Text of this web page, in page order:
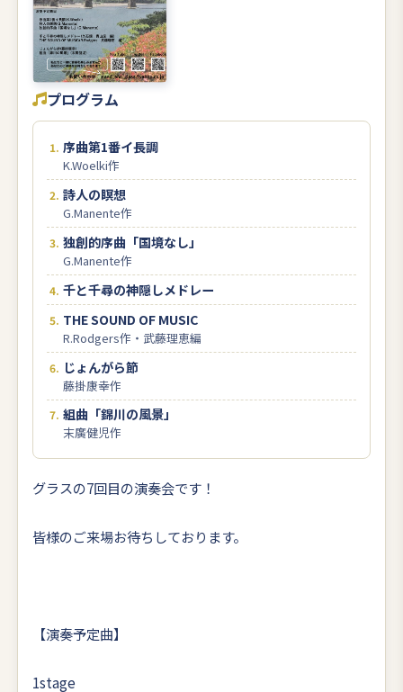
プログラム
序曲第1番イ長調
K.Woelki作
詩人の瞑想
G.Manente作
独創的序曲「国境なし」
G.Manente作
千と千尋の神隠しメドレー
THE SOUND OF MUSIC
R.Rodgers作・武藤理恵編
じょんがら節
藤掛康幸作
組曲「錦川の風景」
末廣健児作
グラスの7回目の演奏会です！
皆様のご来場お待ちしております。
【演奏予定曲】
1stage